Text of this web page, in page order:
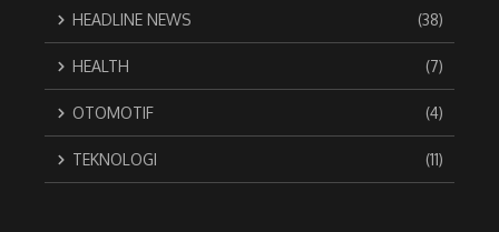
HEADLINE NEWS (38)
HEALTH (7)
OTOMOTIF (4)
TEKNOLOGI (11)